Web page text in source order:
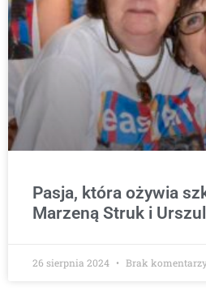
Pasja, która ożywia
Marzeną Struk i
26 sierpnia 2024 Brak